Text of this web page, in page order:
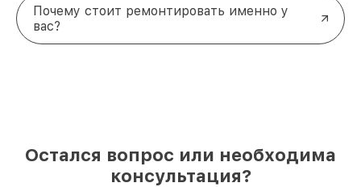
Почему стоит ремонтировать именно у
вас?
Остался вопрос или необходима
консультация?